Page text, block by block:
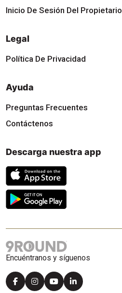
Inicio De Sesión Del Propietario
Legal
Política De Privacidad
Ayuda
Preguntas Frecuentes
Contáctenos
Descarga nuestra app
Encuéntranos y síguenos